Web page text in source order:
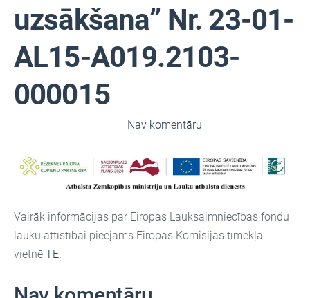
uzsākšana” Nr. 23-01-
AL15-A019.2103-
000015
Nav komentāru
Vairāk informācijas par Eiropas Lauksaimniecības fondu
lauku attīstībai pieejams Eiropas Komisijas tīmekļa
vietnē TE.